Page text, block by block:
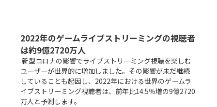
2022年のゲームライブストリーミングの視聴者
は約9億2720万人
新型コロナの影響でライブストリーミング視聴を楽しむ
ユーザーが世界的に増加しました。その影響が未だ継続
していることも起因し、2022年における世界のゲームラ
イブストリーミング視聴者は、前年比14.5％増の9億2720
万人と予測します。